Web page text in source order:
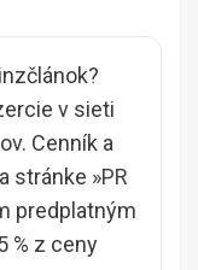
v sieti
Cenník a
stránke »PR
predplatným
% z ceny